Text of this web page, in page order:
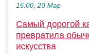
15:00, 20 Мар
Самый дорогой
превратила
искусства